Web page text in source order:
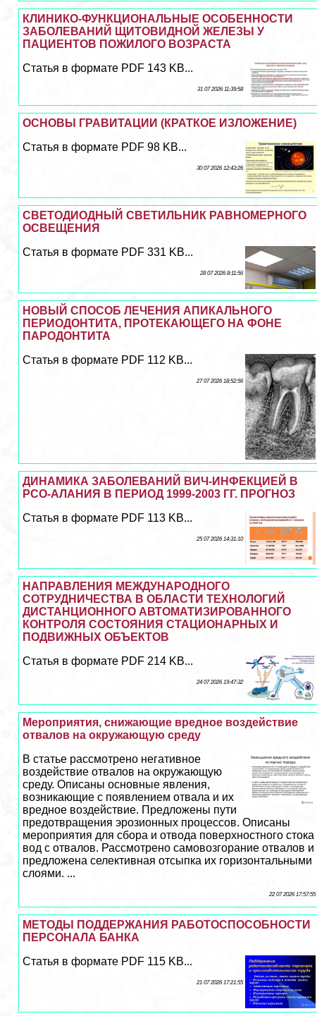
КЛИНИКО-ФУНКЦИОНАЛЬНЫЕ ОСОБЕННОСТИ
ЗАБОЛЕВАНИЙ ЩИТОВИДНОЙ ЖЕЛЕЗЫ У
ПАЦИЕНТОВ ПОЖИЛОГО ВОЗРАСТА
Статья в формате PDF 143 KB...
31 07 2026 11:39:58
ОСНОВЫ ГРАВИТАЦИИ (КРАТКОЕ ИЗЛОЖЕНИЕ)
Статья в формате PDF 98 KB...
30 07 2026 12:43:26
СВЕТОДИОДНЫЙ СВЕТИЛЬНИК РАВНОМЕРНОГО
ОСВЕЩЕНИЯ
Статья в формате PDF 331 KB...
28 07 2026 8:11:56
НОВЫЙ СПОСОБ ЛЕЧЕНИЯ АПИКАЛЬНОГО
ПЕРИОДОНТИТА, ПРОТЕКАЮЩЕГО НА ФОНЕ
ПАРОДОНТИТА
Статья в формате PDF 112 KB...
27 07 2026 18:52:56
ДИНАМИКА ЗАБОЛЕВАНИЙ ВИЧ-ИНФЕКЦИЕЙ В
РСО-АЛАНИЯ В ПЕРИОД 1999-2003 ГГ. ПРОГНОЗ
Статья в формате PDF 113 KB...
25 07 2026 14:31:10
НАПРАВЛЕНИЯ МЕЖДУНАРОДНОГО
СОТРУДНИЧЕСТВА В ОБЛАСТИ ТЕХНОЛОГИЙ
ДИСТАНЦИОННОГО АВТОМАТИЗИРОВАННОГО
КОНТРОЛЯ СОСТОЯНИЯ СТАЦИОНАРНЫХ И
ПОДВИЖНЫХ ОБЪЕКТОВ
Статья в формате PDF 214 KB...
24 07 2026 19:47:32
Мероприятия, снижающие вредное воздействие
отвалов на окружающую среду
В статье рассмотрено негативное
воздействие отвалов на окружающую
среду. Описаны основные явления,
возникающие с появлением отвала и их
вредное воздействие. Предложены пути
предотвращения эрозионных процессов. Описаны
мероприятия для сбора и отвода поверхностного стока
вод с отвалов. Рассмотрено самовозгорание отвалов и
предложена селективная отсыпка их горизонтальными
слоями. ...
22 07 2026 17:57:55
МЕТОДЫ ПОДДЕРЖАНИЯ РАБОТОСПОСОБНОСТИ
ПЕРСОНАЛА БАНКА
Статья в формате PDF 115 KB...
21 07 2026 17:21:55